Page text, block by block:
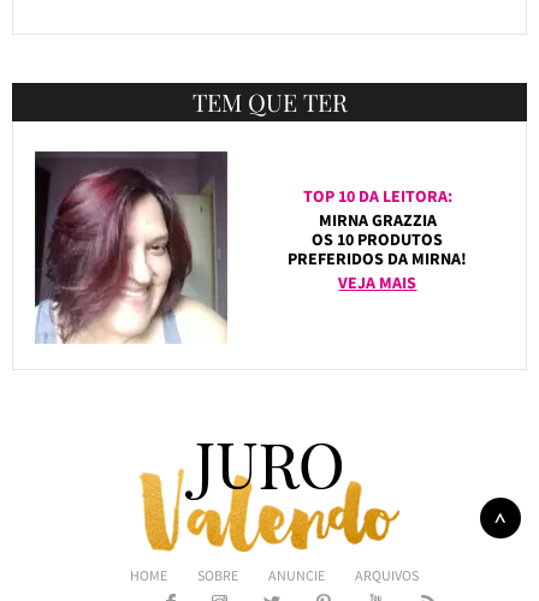
TEM QUE TER
TOP 10 DA LEITORA:
MIRNA GRAZZIA
OS 10 PRODUTOS
PREFERIDOS DA MIRNA!
VEJA MAIS
HOME SOBRE ANUNCIE ARQUIVOS